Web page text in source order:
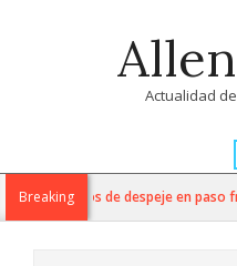
Actualidad
Navigation
MenuBreaking
trabajos de despeje en paso